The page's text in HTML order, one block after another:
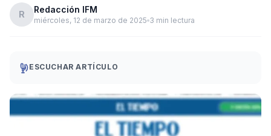
R Redacción IFM
miércoles, 12 de marzo de 2025 3 min lectura
ESCUCHAR ARTÍCULO